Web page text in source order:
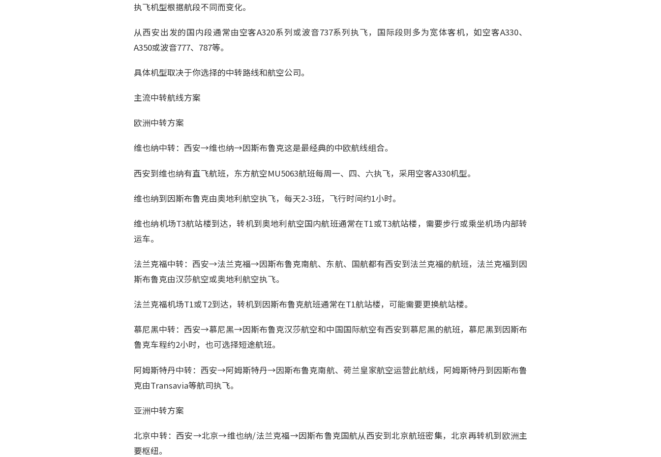
执飞机型根据航段不同而变化。
从西安出发的国内段通常由空客A320系列或波音737系列执飞，国际段则多为宽体客机，如空客A330、
A350或波音777、787等。
具体机型取决于你选择的中转路线和航空公司。
主流中转航线方案
欧洲中转方案
维也纳中转：西安→维也纳→因斯布鲁克这是最经典的中欧航线组合。
西安到维也纳有直飞航班，东方航空MU5063航班每周一、四、六执飞，采用空客A330机型。
维也纳到因斯布鲁克由奥地利航空执飞，每天2-3班，飞行时间约1小时。
维也纳机场T3航站楼到达，转机到奥地利航空国内航班通常在T1或T3航站楼，需要步行或乘坐机场内部转
运车。
法兰克福中转：西安→法兰克福→因斯布鲁克南航、东航、国航都有西安到法兰克福的航班，法兰克福到因
斯布鲁克由汉莎航空或奥地利航空执飞。
法兰克福机场T1或T2到达，转机到因斯布鲁克航班通常在T1航站楼，可能需要更换航站楼。
慕尼黑中转：西安→慕尼黑→因斯布鲁克汉莎航空和中国国际航空有西安到慕尼黑的航班，慕尼黑到因斯布
鲁克车程约2小时，也可选择短途航班。
阿姆斯特丹中转：西安→阿姆斯特丹→因斯布鲁克南航、荷兰皇家航空运营此航线，阿姆斯特丹到因斯布鲁
克由Transavia等航司执飞。
亚洲中转方案
北京中转：西安→北京→维也纳/法兰克福→因斯布鲁克国航从西安到北京航班密集，北京再转机到欧洲主
要枢纽。